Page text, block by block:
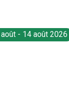
- 14 août 2026